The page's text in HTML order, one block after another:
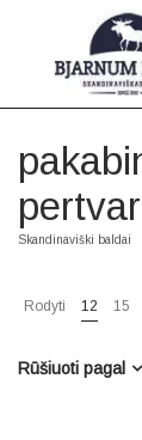
Skandinaviški baldai
Rodyti 12 15
Rūšiuoti pagal